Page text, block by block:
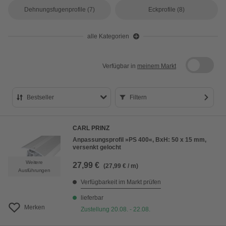
Dehnungsfugenprofile (7) Eckprofile (8)
alle Kategorien
Verfügbar in meinem Markt
Bestseller
Preis aufsteigend
Preis absteigend
Bewertung
Filtern
Weitere
Ausführungen
Merken
CARL PRINZ
Anpassungsprofil »PS 400«, BxH: 50 x 15 mm,
versenkt gelocht
27,99 € (27,99 € / m)
Verfügbarkeit im Markt prüfen
lieferbar
Zustellung 20.08. - 22.08.